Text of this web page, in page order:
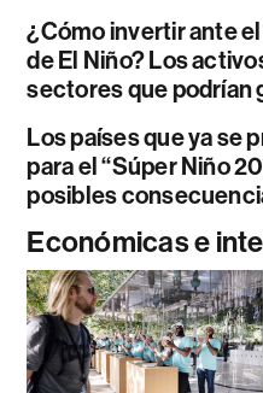
¿Cómo invertir ante
de El Niño? Los
sectores que podrían
Los países que ya se
para el “Súper Niño
posibles
Económicas e